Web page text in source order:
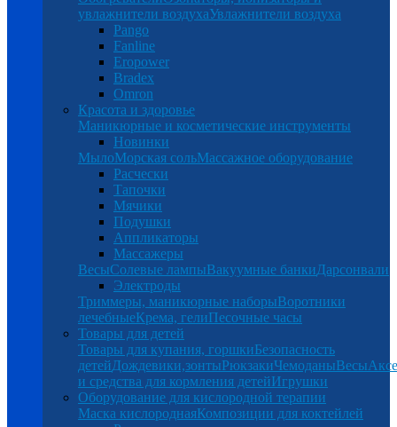
увлажнители воздухаУвлажнители воздуха
Pango
Fanline
Eropower
Bradex
Omron
Красота и здоровье
Маникюрные и косметические инструменты
Новинки
МылоМорская сольМассажное оборудование
Расчески
Тапочки
Мячики
Подушки
Аппликаторы
Массажеры
ВесыСолевые лампыВакуумные банкиДарсонвали
Электроды
Триммеры, маникюрные наборыВоротники
лечебныеКрема, гелиПесочные часы
Товары для детей
Товары для купания, горшкиБезопасность
детейДождевики,зонтыРюкзакиЧемоданыВесы
и средства для кормления детейИгрушки
Оборудование для кислородной терапии
Маска кислороднаяКомпозиции для коктейлей